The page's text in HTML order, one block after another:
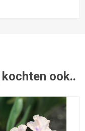
ook..